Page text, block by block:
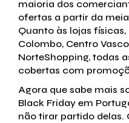
maioria dos
ofertas a partir da
Quanto às lojas
Colombo, Centro
NorteShopping, todas
cobertas com
Agora que sabe mais
Black Friday em
não tirar partido delas.